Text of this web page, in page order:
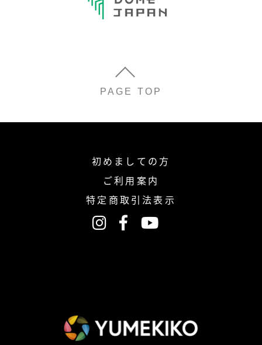
PAGE TOP
初めましての方
ご利用案内
特定商取引法表示